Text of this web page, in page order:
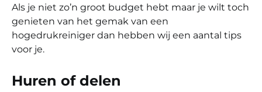
Als je niet zo’n groot budget hebt maar je wilt toch
genieten van het gemak van een
hogedrukreiniger dan hebben wij een aantal tips
voor je.
Huren of delen